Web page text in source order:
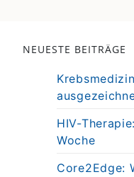
NEUESTE BEITRÄGE
HIV-
Woche
Core2Edge: